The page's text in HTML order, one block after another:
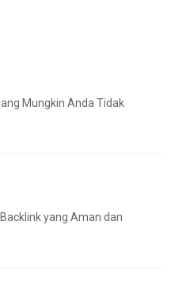
Mungkin Anda Tidak
yang Aman dan